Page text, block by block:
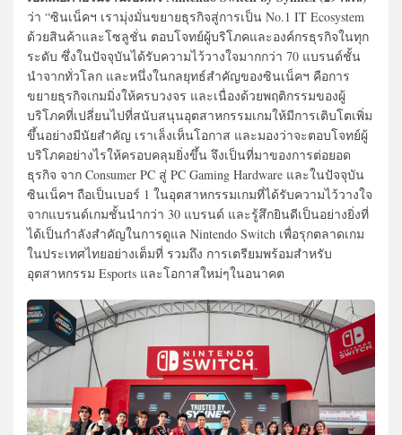
ว่า “ซินเน็คฯ เรามุ่งมั่นขยายธุรกิจสู่การเป็น No.1 IT Ecosystem
ด้วยสินค้าและโซลูชั่น ตอบโจทย์ผู้บริโภคและองค์กรธุรกิจในทุก
ระดับ ซึ่งในปัจจุบันได้รับความไว้วางใจมากกว่า 70 แบรนด์ชั้น
นำจากทั่วโลก และหนึ่งในกลยุทธ์สำคัญของซินเน็คฯ คือการ
ขยายธุรกิจเกมมิ่งให้ครบวงจร และเนื่องด้วยพฤติกรรมของผู้
บริโภคที่เปลี่ยนไปที่สนับสนุนอุตสาหกรรมเกมให้มีการเติบโตเพิ่ม
ขึ้นอย่างมีนัยสำคัญ เราเล็งเห็นโอกาส และมองว่าจะตอบโจทย์ผู้
บริโภคอย่างไรให้ครอบคลุมยิ่งขึ้น จึงเป็นที่มาของการต่อยอด
ธุรกิจ จาก Consumer PC สู่ PC Gaming Hardware และในปัจจุบัน
ซินเน็คฯ ถือเป็นเบอร์ 1 ในอุตสาหกรรมเกมที่ได้รับความไว้วางใจ
จากแบรนด์เกมชั้นนำกว่า 30 แบรนด์ และรู้สึกยินดีเป็นอย่างยิ่งที่
ได้เป็นกำลังสำคัญในการดูแล Nintendo Switch เพื่อรุกตลาดเกม
ในประเทศไทยอย่างเต็มที่ รวมถึง การเตรียมพร้อมสำหรับ
อุตสาหกรรม Esports และโอกาสใหม่ๆในอนาคต